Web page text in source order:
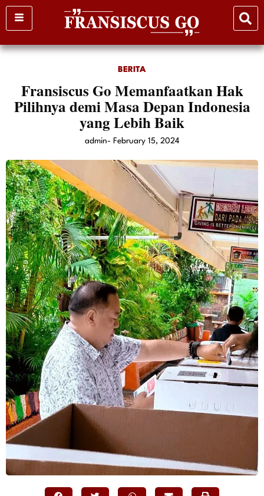
Skip
to
BERITA
Fransiscus Go Memanfaatkan Hak
Pilihnya demi Masa Depan Indonesia
yang Lebih Baik
admin- February 15, 2024